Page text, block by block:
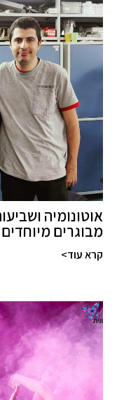
אוטונומיה
מבוגרים
קרא עוד>